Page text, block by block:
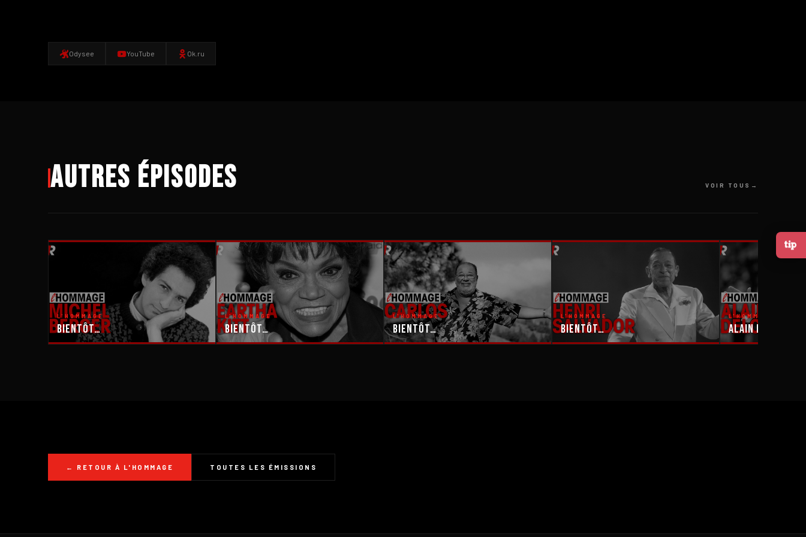
Odysee YouTube Ok.ru
Autres épisodes VOIR TOUS
L'HOMMAGE
Bientôt…
L'HOMMAGE
Bientôt…
L'HOMMAGE
Bientôt…
L'HOMMAGE
Bientôt…
L'HOMMAGE
Alain Delon
← RETOUR À L'HOMMAGE TOUTES LES ÉMISSIONS